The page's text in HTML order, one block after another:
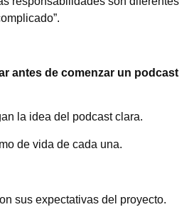
antes de comenzar un podcast
la idea del podcast clara.
de vida de cada una.
sus expectativas del proyecto.